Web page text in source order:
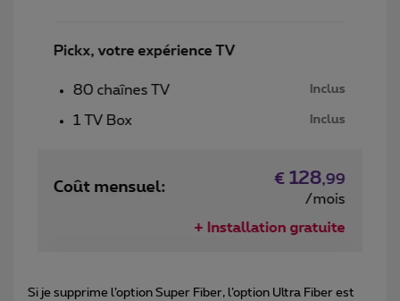
Si je supprime l’option Super Fiber, l’option Ultra Fiber est